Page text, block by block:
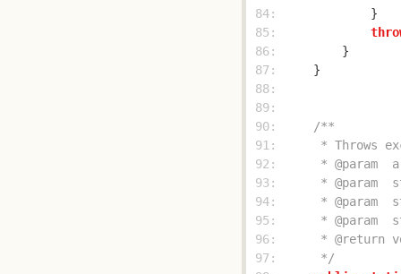
84:
85:
86:
87:
88:
89:
90:
91:
92:
93:
94:
95:
96:
97:
     */